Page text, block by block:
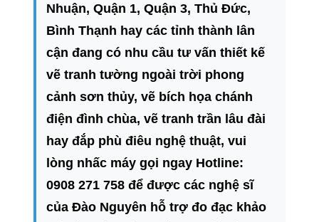
Nhuận, Quận 1, Quận 3, Thủ Đức,
Bình Thạnh hay các tỉnh thành lân
cận đang có nhu cầu tư vấn thiết kế
vẽ tranh tường ngoài trời phong
cảnh sơn thủy, vẽ bích họa chánh
điện đình chùa, vẽ tranh trần lâu đài
hay đắp phù điêu nghệ thuật, vui
lòng nhấc máy gọi ngay Hotline:
0908 271 758 để được các nghệ sĩ
của Đào Nguyên hỗ trợ đo đạc khảo